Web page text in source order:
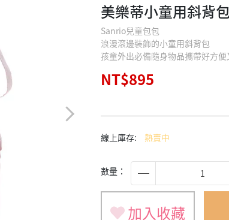
美樂蒂小童用斜背
Sanrio兒童包包
浪漫滾邊裝飾的小童用斜背包
孩童外出必備隨身物品攜帶好方
NT$895
線上庫存: 熱賣中
數量：
加入收藏